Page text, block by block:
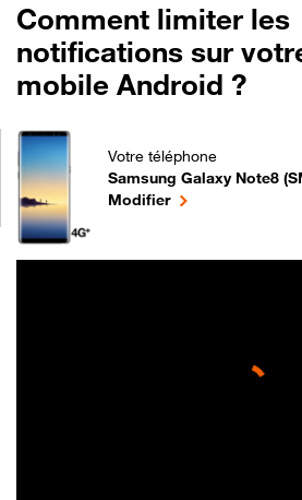
Comment limiter les
notifications sur
mobile Android ?
Votre téléphone
Samsung Galaxy Note8
Comment limiter les
Modifierle téléphone